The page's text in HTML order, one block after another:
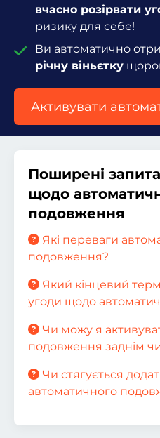
вчасно розірвати
ризику для себе!
Ви автоматично
річну віньєтку
Активувати
Поширені
щодо
подовження
Які переваги
подовження?
Який кінцевий
угоди щодо
Чи можу я
подовження заднім
Чи стягується
автоматичного